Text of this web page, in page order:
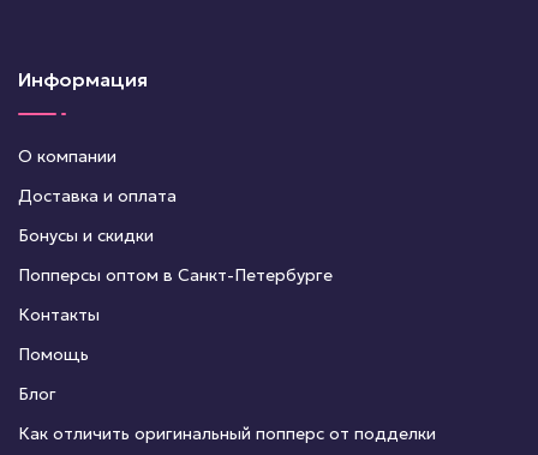
Информация
О компании
Доставка и оплата
Бонусы и скидки
Попперсы оптом в Санкт-Петербурге
Контакты
Помощь
Блог
Как отличить оригинальный попперс от подделки